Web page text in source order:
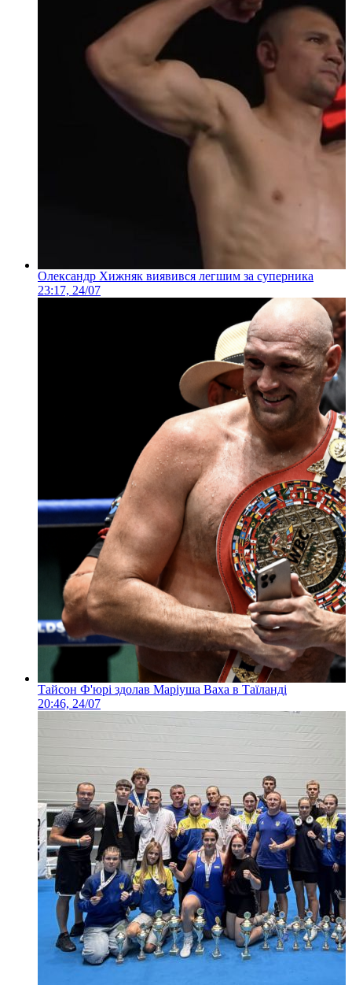
Олександр Хижняк виявився легшим за суперника
23:17, 24/07
Тайсон Ф'юрі здолав Маріуша Ваха в Таїланді
20:46, 24/07